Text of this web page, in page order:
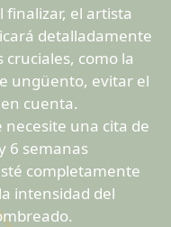
finalizar, el artista
detalladamente
cruciales, como la
ungüento, evitar el
cuenta.
necesite una cita de
6 semanas
completamente
intensidad del